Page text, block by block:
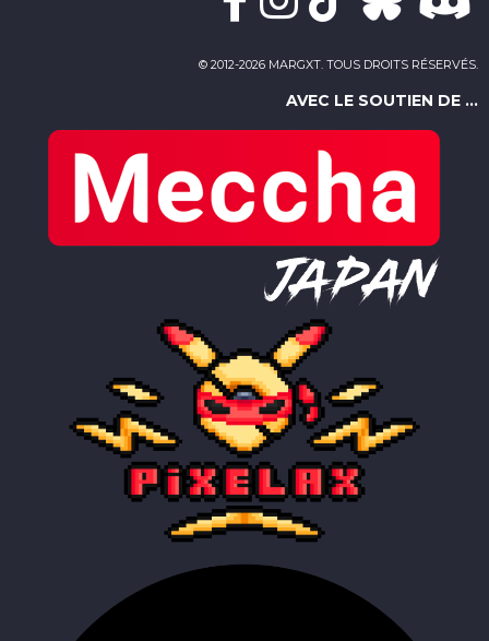
© 2012-2026 MARGXT. TOUS DROITS RÉSERVÉS.
AVEC LE SOUTIEN DE ...